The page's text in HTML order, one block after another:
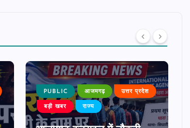
PUBLIC आजमगढ़ उत्तर प्रदेश
बड़ी खबर राज्य